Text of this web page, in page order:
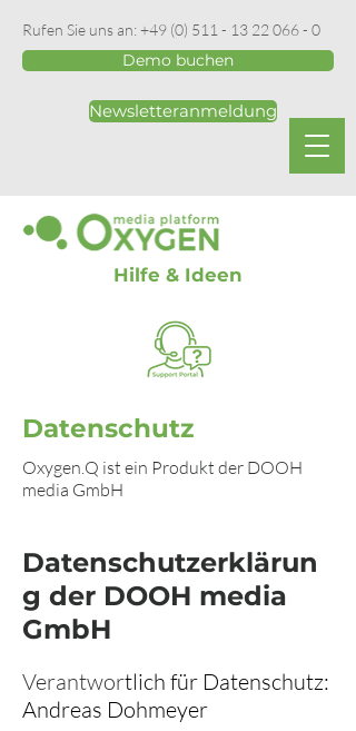
Rufen Sie uns an:+49 (0) 511 - 13 22 066 - 0
Demo buchen
Newsletteranmeldung
Hilfe & Ideen
Datenschutz
Oxygen.Q ist ein Produkt der DOOH
media GmbH
Datenschutzerklärun
g der DOOH media
GmbH
Verantwortlich für Datenschutz:
Andreas Dohmeyer